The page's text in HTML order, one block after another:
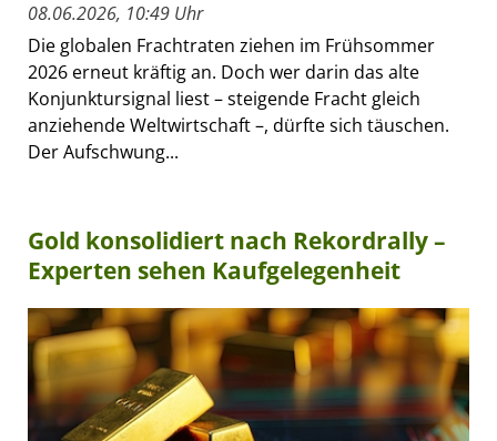
08.06.2026, 10:49 Uhr
Die globalen Frachtraten ziehen im Frühsommer
2026 erneut kräftig an. Doch wer darin das alte
Konjunktursignal liest – steigende Fracht gleich
anziehende Weltwirtschaft –, dürfte sich täuschen.
Der Aufschwung...
Gold konsolidiert nach Rekordrally –
Experten sehen Kaufgelegenheit